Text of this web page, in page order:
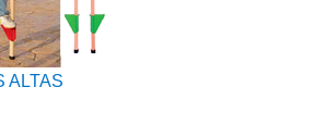
ALTAS